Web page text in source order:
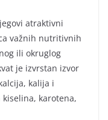
atraktivni
važnih nutritivnih
ili okruglog
je izvrstan izvor
kalija i
karotena,